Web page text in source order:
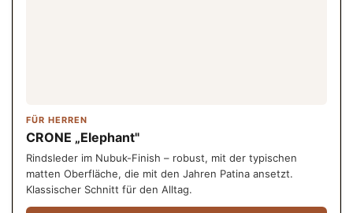
FÜR HERREN
CRONE „Elephant"
Rindsleder im Nubuk-Finish – robust, mit der typischen
matten Oberfläche, die mit den Jahren Patina ansetzt.
Klassischer Schnitt für den Alltag.